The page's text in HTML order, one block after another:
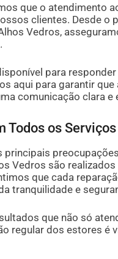
que o atendimento
clientes. Desde
Vedros,
para
aqui para garantir
comunicação clara e
Todos os Serviços
principais
Vedros são
que cada
tranquilidade e
que não só
regular dos estores é